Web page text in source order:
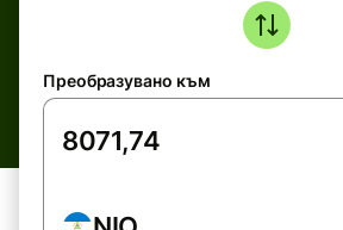
Преобразувано към